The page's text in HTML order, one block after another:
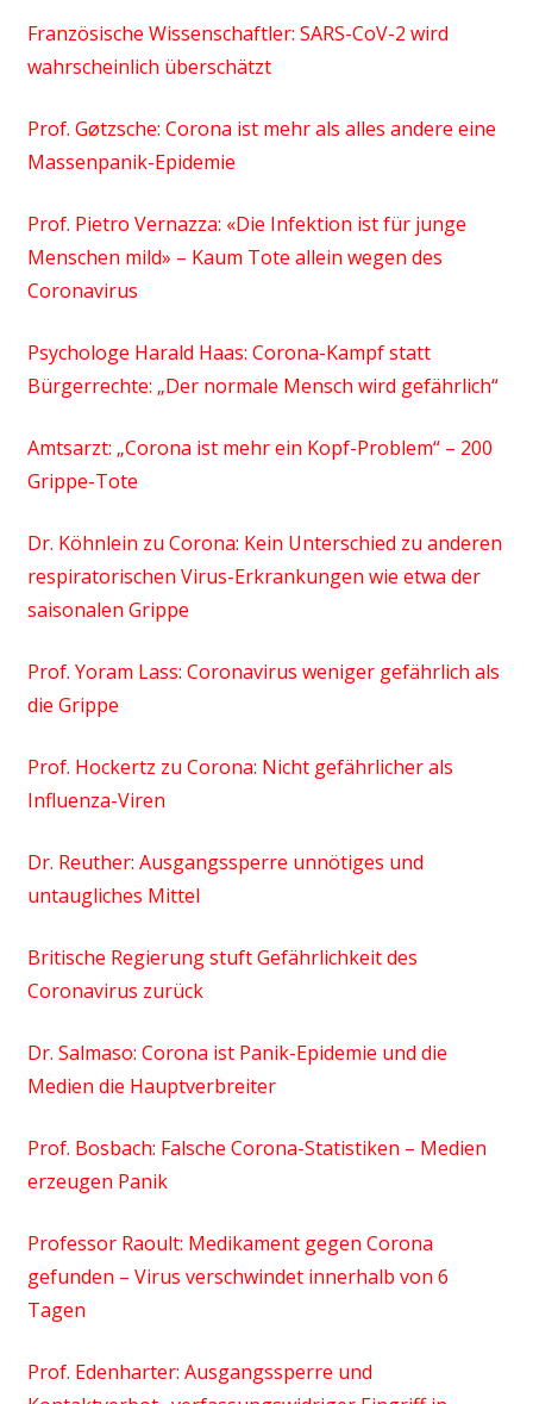
Französische Wissenschaftler: SARS-CoV-2 wird
wahrscheinlich überschätzt
Prof. Gøtzsche: Corona ist mehr als alles andere eine
Massenpanik-Epidemie
Prof. Pietro Vernazza: «Die Infektion ist für junge
Menschen mild» – Kaum Tote allein wegen des
Coronavirus
Psychologe Harald Haas: Corona-Kampf statt
Bürgerrechte: „Der normale Mensch wird gefährlich“
Amtsarzt: „Corona ist mehr ein Kopf-Problem“ – 200
Grippe-Tote
Dr. Köhnlein zu Corona: Kein Unterschied zu anderen
respiratorischen Virus-Erkrankungen wie etwa der
saisonalen Grippe
Prof. Yoram Lass: Coronavirus weniger gefährlich als
die Grippe
Prof. Hockertz zu Corona: Nicht gefährlicher als
Influenza-Viren
Dr. Reuther: Ausgangssperre unnötiges und
untaugliches Mittel
Britische Regierung stuft Gefährlichkeit des
Coronavirus zurück
Dr. Salmaso: Corona ist Panik-Epidemie und die
Medien die Hauptverbreiter
Prof. Bosbach: Falsche Corona-Statistiken – Medien
erzeugen Panik
Professor Raoult: Medikament gegen Corona
gefunden – Virus verschwindet innerhalb von 6
Tagen
Prof. Edenharter: Ausgangssperre und